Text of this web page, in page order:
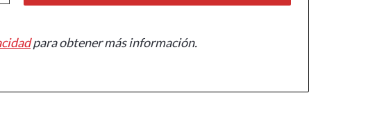
para obtener más información.